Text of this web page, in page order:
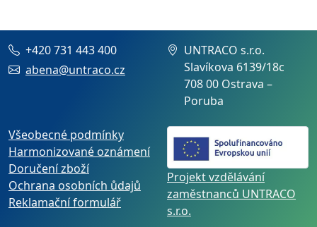
+420 731 443 400
abena@untraco.cz
UNTRACO s.r.o.
Slavíkova 6139/18c
708 00 Ostrava –
Poruba
Všeobecné podmínky
Harmonizované oznámení
Doručení zboží
Ochrana osobních ůdajů
Reklamační formulář
Projekt vzdělávání
zaměstnanců UNTRACO
s.r.o.